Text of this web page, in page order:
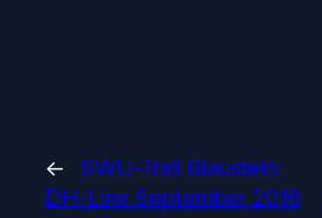
←
SWU-Trail Blaustein:
DH-Line September 2016